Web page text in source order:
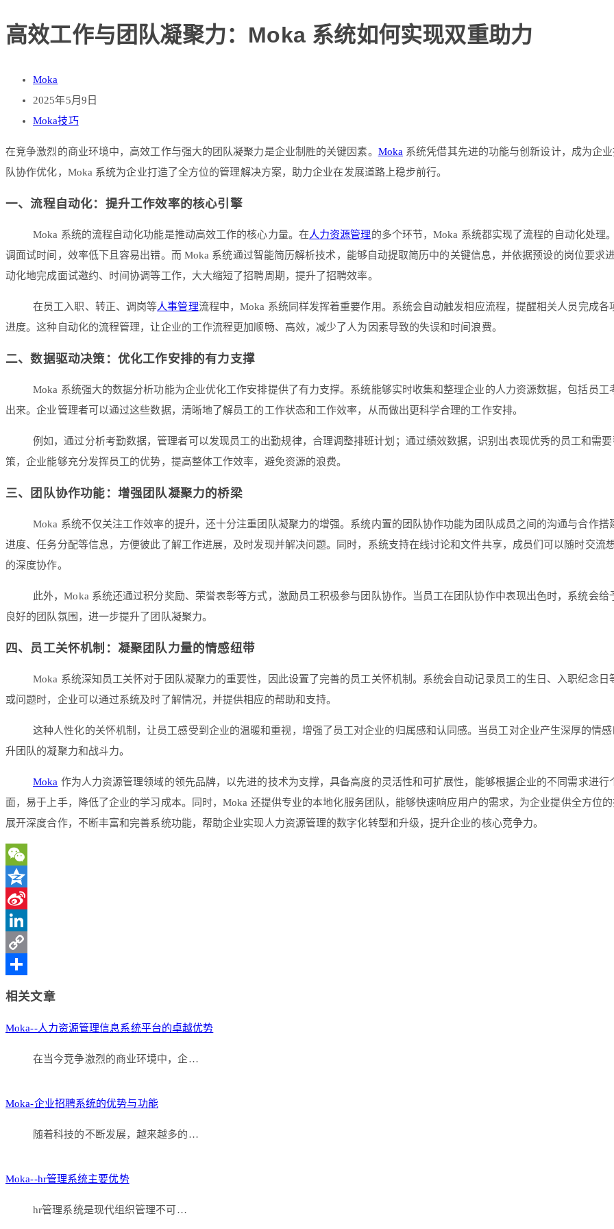
高效工作与团队凝聚力：Moka 系统如何实现双重助力
Moka
2025年5月9日
Moka技巧
在竞争激烈的商业环境中，高效工作与强大的团队凝聚力是企业制胜的关键因素。 Moka 系统凭借其先进的功能与创新设计，成为企
队协作优化，Moka 系统为企业打造了全方位的管理解决方案，助力企业在发展道路上稳步前行。
一、流程自动化：提升工作效率的核心引擎
Moka 系统的流程自动化功能是推动高效工作的核心力量。在人力资源管理的多个环节，Moka 系统都实现了流程的自动化处理
调面试时间，效率低下且容易出错。而 Moka 系统通过智能简历解析技术，能够自动提取简历中的关键信息，并依据预设的岗位要
动化地完成面试邀约、时间协调等工作，大大缩短了招聘周期，提升了招聘效率。
在员工入职、转正、调岗等人事管理流程中，Moka 系统同样发挥着重要作用。系统会自动触发相应流程，提醒相关人员完成
进度。这种自动化的流程管理，让企业的工作流程更加顺畅、高效，减少了人为因素导致的失误和时间浪费。
二、数据驱动决策：优化工作安排的有力支撑
Moka 系统强大的数据分析功能为企业优化工作安排提供了有力支撑。系统能够实时收集和整理企业的人力资源数据，包括员
出来。企业管理者可以通过这些数据，清晰地了解员工的工作状态和工作效率，从而做出更科学合理的工作安排。
例如，通过分析考勤数据，管理者可以发现员工的出勤规律，合理调整排班计划；通过绩效数据，识别出表现优秀的员工和需
策，企业能够充分发挥员工的优势，提高整体工作效率，避免资源的浪费。
三、团队协作功能：增强团队凝聚力的桥梁
Moka 系统不仅关注工作效率的提升，还十分注重团队凝聚力的增强。系统内置的团队协作功能为团队成员之间的沟通与合作
进度、任务分配等信息，方便彼此了解工作进展，及时发现并解决问题。同时，系统支持在线讨论和文件共享，成员们可以随时交
的深度协作。
此外，Moka 系统还通过积分奖励、荣誉表彰等方式，激励员工积极参与团队协作。当员工在团队协作中表现出色时，系统会
良好的团队氛围，进一步提升了团队凝聚力。
四、员工关怀机制：凝聚团队力量的情感纽带
Moka 系统深知员工关怀对于团队凝聚力的重要性，因此设置了完善的员工关怀机制。系统会自动记录员工的生日、入职纪念
或问题时，企业可以通过系统及时了解情况，并提供相应的帮助和支持。
这种人性化的关怀机制，让员工感受到企业的温暖和重视，增强了员工对企业的归属感和认同感。当员工对企业产生深厚的情
升团队的凝聚力和战斗力。
Moka 作为人力资源管理领域的领先品牌，以先进的技术为支撑，具备高度的灵活性和可扩展性，能够根据企业的不同需求进
面，易于上手，降低了企业的学习成本。同时，Moka 还提供专业的本地化服务团队，能够快速响应用户的需求，为企业提供全方位
展开深度合作，不断丰富和完善系统功能，帮助企业实现人力资源管理的数字化转型和升级，提升企业的核心竞争力。
WeChat
Qzone
Sina
Weibo
LinkedIn
Copy
相关文章
Moka--人力资源管理信息系统平台的卓越优势
在当今竞争激烈的商业环境中，企…
Moka-企业招聘系统的优势与功能
随着科技的不断发展，越来越多的…
Moka--hr管理系统主要优势
hr管理系统是现代组织管理不可…